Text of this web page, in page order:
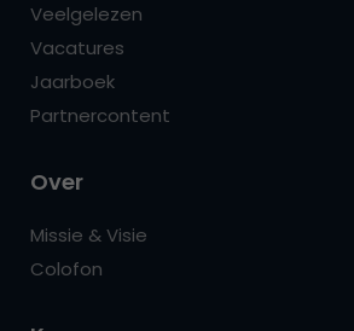
Veelgelezen
Vacatures
Jaarboek
Partnercontent
Over
Missie & Visie
Colofon